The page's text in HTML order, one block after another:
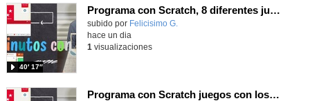
Programa con Scratch, 8 diferentes juegos para vivir la emoción de los partidos de España en el mundial 2026
Contenido educativo.
subido por Felicisimo G.
40′ 17″
hace un dia
1 visualizaciones
Programa con Scratch juegos con los partidos del mundial 2026 ganados por España